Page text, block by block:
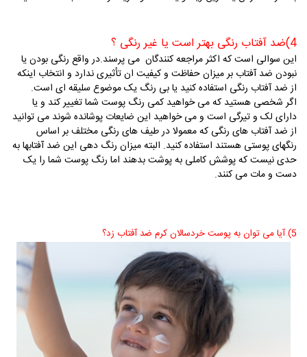
4)ضد آفتاب رنگی بهتر است یا غیر رنگی ؟
این سوالی است که اکثر مراجعه کنندگان می پرسند.در واقع رنگی بودن یا
نبودن ضد آفتاب بر میزان حفاظت و کیفیت ان تأثیری ندارد و انتخاب اینکه
از ضد آفتاب رنگی استفاده کنید یا بی رنگ یک موضوع سلیقه ای است.
اگر شخصی هستید که می خواهید کمی رنگ پوست شما تغییر کند و یا
دارای لک و تیرگی است و می خواهید این ضایعات پوشانده شوند می توانید
از ضد آفتاب های رنگی که معمولا در طیف های رنگی مختلف بر اساس
رنگهای پوستی هستند استفاده کنید. البته میزان رنگ دهی این ضد آفتابها به
حدی نیست که پوشش کاملی به پوشت بدهند اما رنگ پوست شما را یک
دست و مات می کنند.
5) آیا می توان به پوست خردسالان کرم ضد آفتاب زد؟